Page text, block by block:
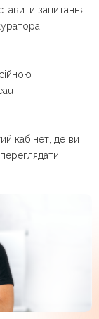
запитання
кабінет, де ви